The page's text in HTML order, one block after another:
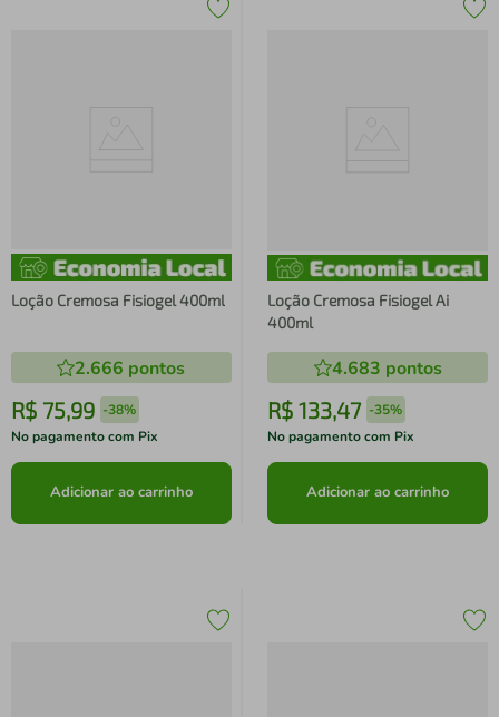
Loção Cremosa Fisiogel 400ml
2.666 pontos
R$ 75,99 -38%
No pagamento com Pix
Adicionar ao carrinho
Loção Cremosa Fisiogel Ai
400ml
4.683 pontos
R$ 133,47 -35%
No pagamento com Pix
Adicionar ao carrinho